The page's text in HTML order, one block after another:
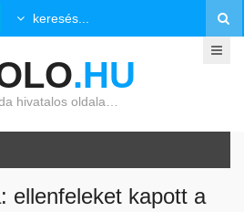
.HU
hivatalos oldala…
ellenfeleket kapott a